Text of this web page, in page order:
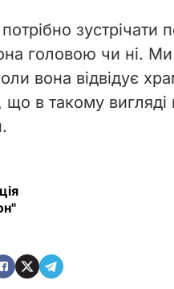
зустрічати
головою чи ні. Ми
вона відвідує
в такому